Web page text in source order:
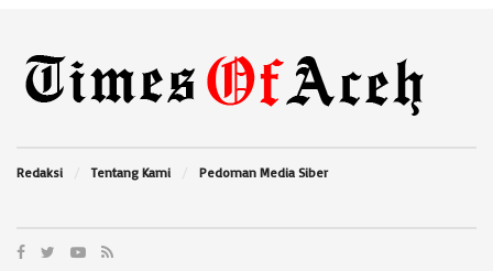
Redaksi Tentang Kami Pedoman Media Siber